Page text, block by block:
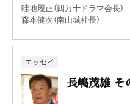
畦地履正（四万十ドラマ会長）
森本健次（南山城社長）
エッセイ
長嶋茂雄 そ